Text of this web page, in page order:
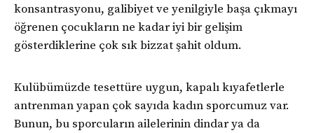
konsantrasyonu, galibiyet ve yenilgiyle başa çıkmayı
öğrenen çocukların ne kadar iyi bir gelişim
gösterdiklerine çok sık bizzat şahit oldum.
Kulübümüzde tesettüre uygun, kapalı kıyafetlerle
antrenman yapan çok sayıda kadın sporcumuz var.
Bunun, bu sporcuların ailelerinin dindar ya da